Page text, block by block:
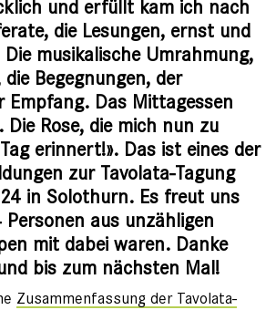
und erfüllt kam ich nach
die Lesungen, ernst und
musikalische Umrahmung,
Begegnungen, der
Empfang. Das Mittagessen
Die Rose, die mich nun zu
erinnert!». Das ist eines der
zur Tavolata-Tagung
in Solothurn. Es freut uns
aus unzähligen
mit dabei waren. Danke
bis zum nächsten Mal!
Zusammenfassung der Tavolata-